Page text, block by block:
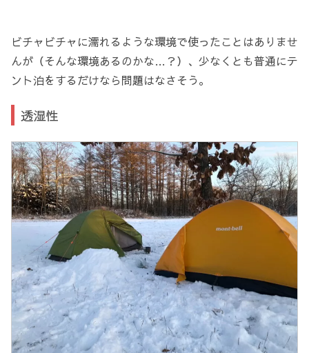
ビチャビチャに濡れるような環境で使ったことはありませ
んが（そんな環境あるのかな…？）、少なくとも普通にテ
ント泊をするだけなら問題はなさそう。
透湿性